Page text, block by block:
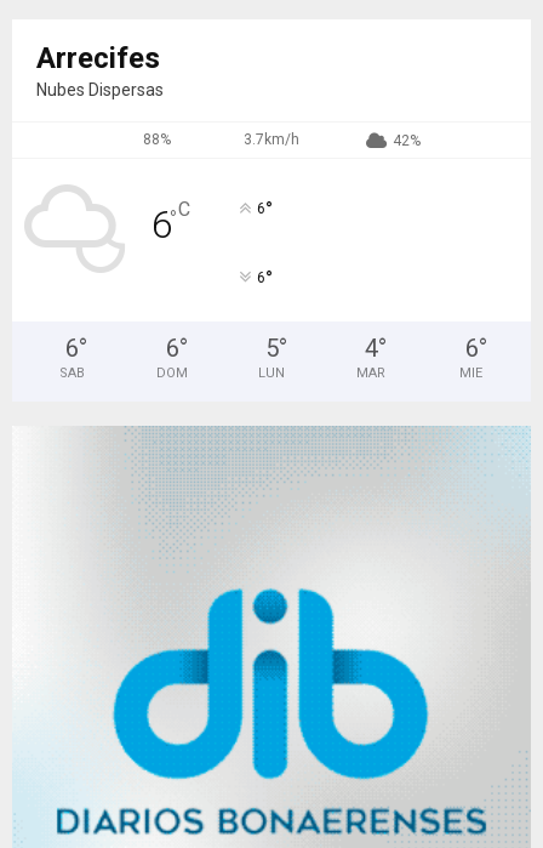
Arrecifes
Nubes Dispersas
88% 3.7km/h 42%
6°C 6°
6°
6°
SAB
6°
DOM
5°
LUN
4°
MAR
6°
MIE